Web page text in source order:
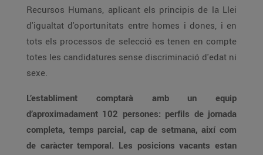
Recursos Humans, aplicant els principis de la Llei
d'igualtat d'oportunitats entre homes i dones, i en
tots els processos de selecció es tenen en compte
totes les candidatures sense discriminació d'edat ni
sexe.
L’establiment comptarà amb un equip
d’aproximadament 102 persones: perfils de jornada
completa, temps parcial, cap de setmana, així com
de caràcter temporal. Les posicions vacants estan